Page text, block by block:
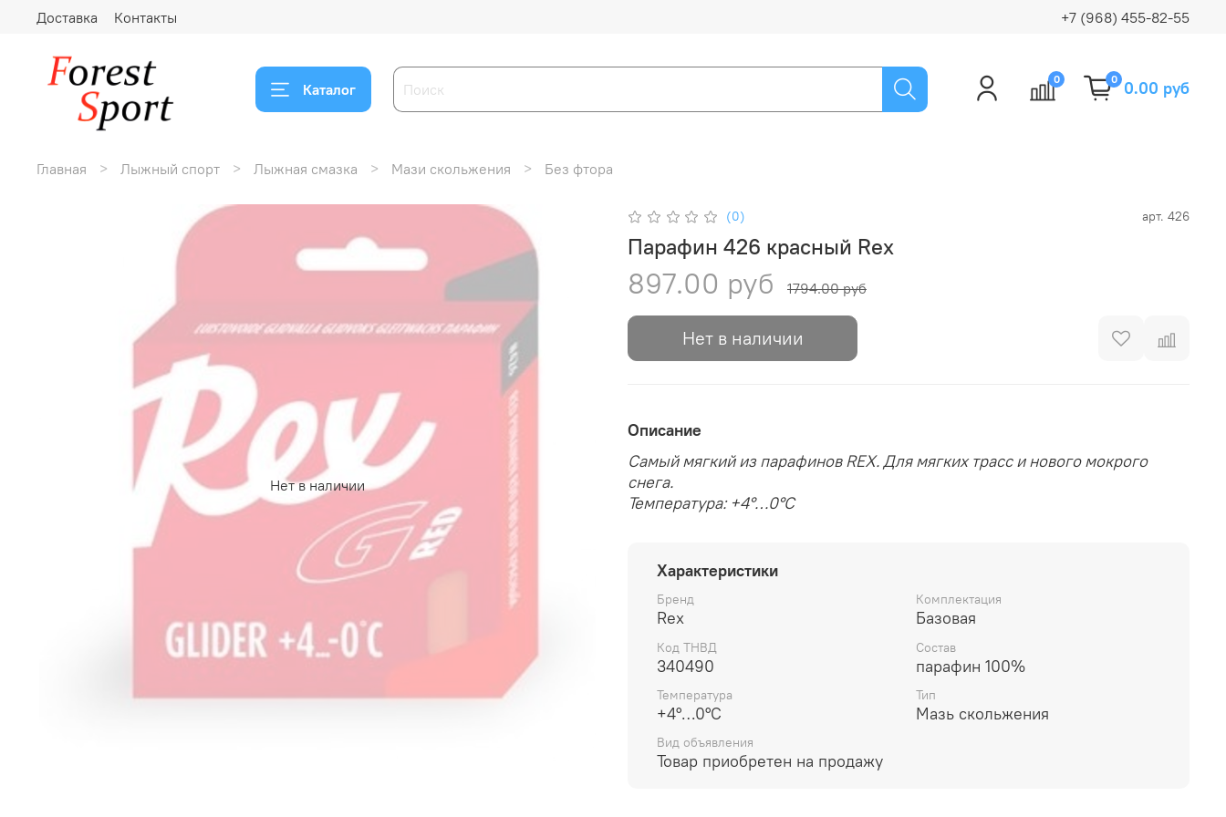
Доставка Контакты +7 (968) 455-82-55
Каталог
0 0 0.00 руб
Главная Лыжный спорт Лыжная смазка Мази скольжения Без фтора
Нет в наличии
(0) арт. 426
Парафин 426 красный Rex
897.00 руб 1794.00 руб
Нет в наличии
Описание
Самый мягкий из парафинов REX. Для мягких трасс и нового мокрого
снега.
Температура: +4°…0°C
Характеристики
Бренд
Rex
Комплектация
Базовая
Код ТНВД
340490
Состав
парафин 100%
Температура
+4°…0°C
Тип
Мазь скольжения
Вид объявления
Товар приобретен на продажу